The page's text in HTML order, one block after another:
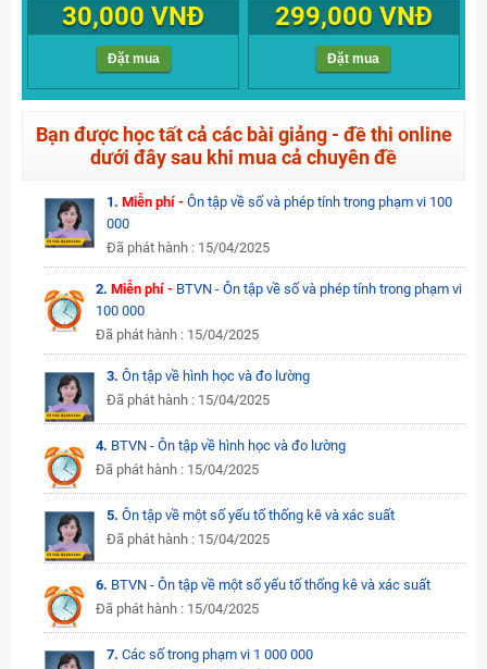
30,000 VNĐ
Đặt mua
299,000 VNĐ
Đặt mua
Bạn được học tất cả các bài giảng - đề thi online
dưới đây sau khi mua cả chuyên đề
1. Miễn phí - Ôn tập về số và phép tính trong phạm vi 100
000
Đã phát hành : 15/04/2025
2.Miễn phí - BTVN - Ôn tập về số và phép tính trong phạm vi
100 000
Đã phát hành : 15/04/2025
3. Ôn tập về hình học và đo lường
Đã phát hành : 15/04/2025
4. BTVN - Ôn tập về hình học và đo lường
Đã phát hành : 15/04/2025
5. Ôn tập về một số yếu tố thống kê và xác suất
Đã phát hành : 15/04/2025
6. BTVN - Ôn tập về một số yếu tố thống kê và xác suất
Đã phát hành : 15/04/2025
7. Các số trong phạm vi 1 000 000